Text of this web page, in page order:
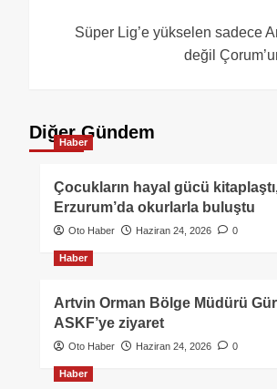
Süper Lig’e yükselen sadece
değil
Diğer Gündem
Haber
Çocukların hayal gücü
Erzurum’da okurlarla buluştu
Oto Haber Haziran 24, 2026 0
Haber
Artvin Orman Bölge Müdürü
ASKF’ye ziyaret
Oto Haber Haziran 24, 2026 0
Haber